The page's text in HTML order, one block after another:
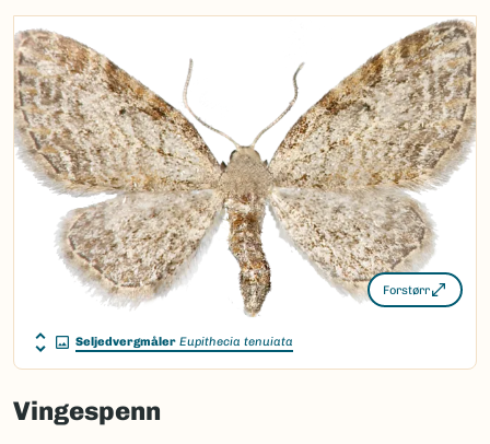
Forstørr
Seljedvergmåler Eupithecia tenuiata
Vingespenn